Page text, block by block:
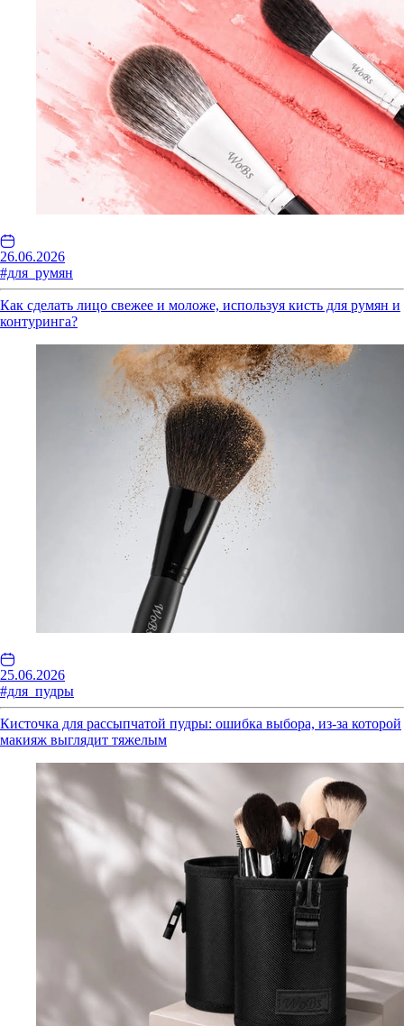
26.06.2026
#для_румян
Как сделать лицо свежее и моложе, используя кисть для румян и
контуринга?
25.06.2026
#для_пудры
Кисточка для рассыпчатой пудры: ошибка выбора, из-за которой
макияж выглядит тяжелым